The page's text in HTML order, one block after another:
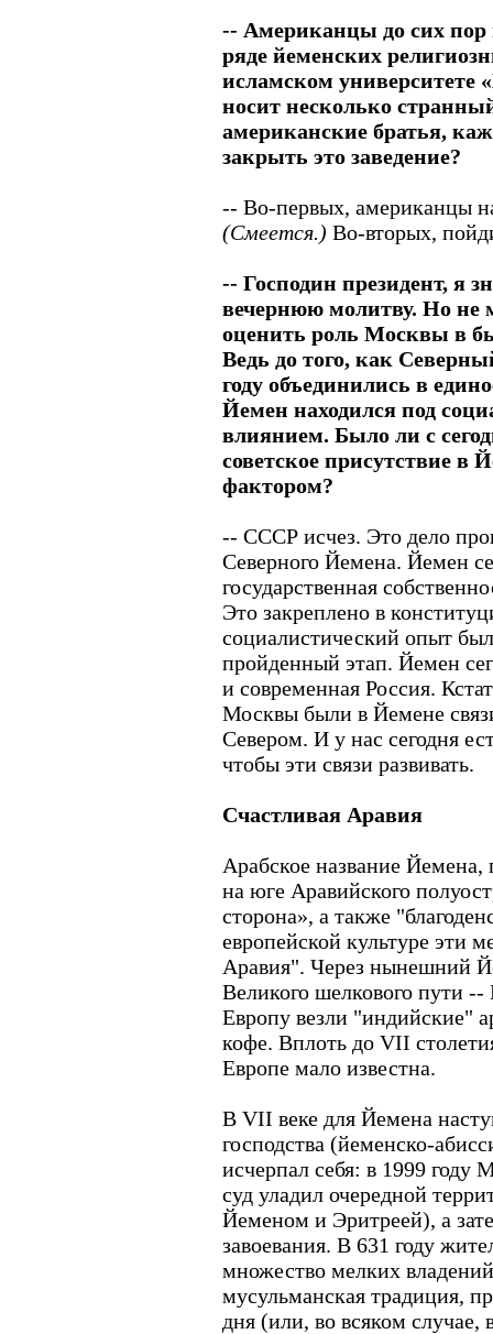
-- Американцы до сих пор
ряде йеменских
исламском университете
носит несколько
американские братья,
закрыть это заведение?
-- Во-первых, американцы
(Смеется.) Во-вторых,
-- Господин президент, я
вечернюю молитву. Но не
оценить роль Москвы в
Ведь до того, как
году объединились в
Йемен находился под
влиянием. Было ли с
советское присутствие
фактором?
-- СССР исчез. Это дело
Северного Йемена. Йемен
государственная
Это закреплено в
социалистический опыт
пройденный этап. Йемен
и современная Россия.
Москвы были в Йемене
Севером. И у нас сегодня
чтобы эти связи развивать.
Счастливая Аравия
Арабское название Йемена,
на юге Аравийского
сторона», а также
европейской культуре эти
Аравия". Через нынешний
Великого шелкового пути
Европу везли "индийские"
кофе. Вплоть до VII
Европе мало известна.
В VII веке для Йемена
господства (йеменско-
исчерпал себя: в 1999
суд уладил очередной
Йеменом и Эритреей), а
завоевания. В 631 году
множество мелких
мусульманская традиция,
дня (или, во всяком случае,